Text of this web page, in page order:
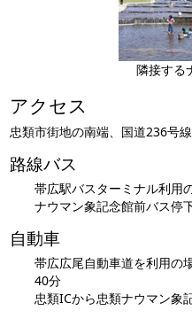
隣接する
アクセス
忠類市街地の南端、国道236号線
路線バス
帯広駅バスターミナル利用
ナウマン象記念館前バス
自動車
帯広広尾自動車道を利用の
40分
忠類ICから忠類ナウマン象